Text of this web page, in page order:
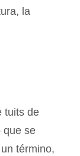
la
tuits de
que se
término,